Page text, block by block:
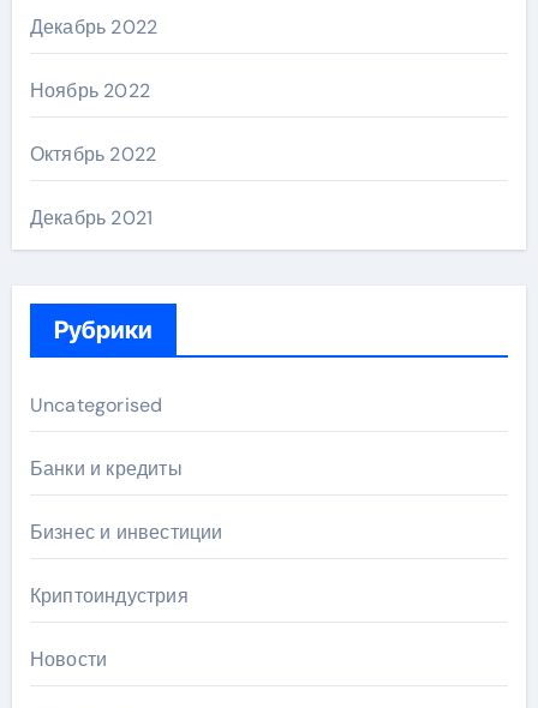
Декабрь 2022
Ноябрь 2022
Октябрь 2022
Декабрь 2021
Рубрики
Uncategorised
Банки и кредиты
Бизнес и инвестиции
Криптоиндустрия
Новости